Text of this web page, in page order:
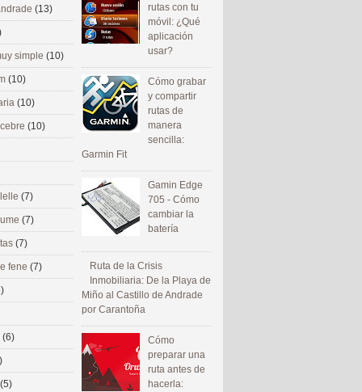
rutas con tu
móvil: ¿Qué
aplicación
usar?
Cómo grabar
y compartir
rutas de
manera
sencilla:
Garmin Fit
Gamin Edge
705 - Cómo
cambiar la
batería
Ruta de la Crisis
Inmobiliaria: De la Playa de
Miño al Castillo de Andrade
por Carantoña
Cómo
preparar una
ruta antes de
hacerla:
(13)
simple (10)
(10)
(10)
(10)
(7)
(7)
(7)
fene (7)
(6)
(5)